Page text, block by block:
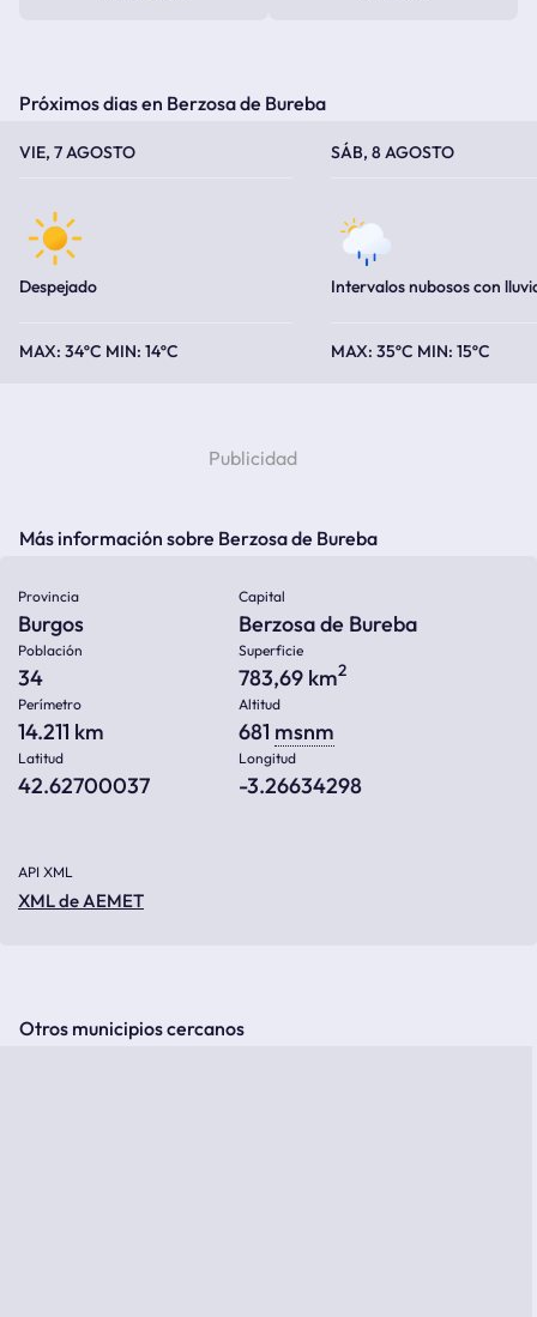
Próximos dias en Berzosa de Bureba
VIE, 7 AGOSTO
Despejado
34ºC 14ºC
SÁB, 8 AGOSTO
Intervalos nubosos con
35ºC 15ºC
Más información sobre Berzosa de Bureba
Provincia
Burgos
Capital
Berzosa de Bureba
Población
34
Superficie
783,69 km2
Perímetro
14.211 km
Altitud
681 msnm
Latitud
42.62700037
Longitud
-3.26634298
API XML
XML de AEMET
Otros municipios cercanos